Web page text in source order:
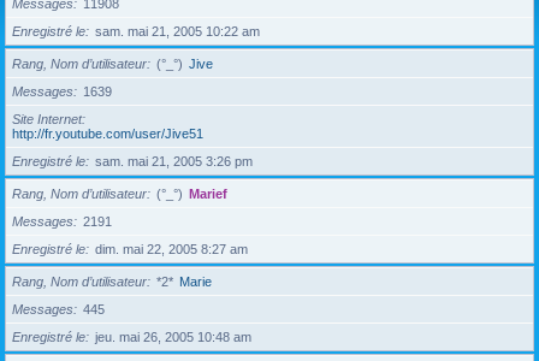
Messages
11908
Enregistré le
sam. mai 21, 2005 10:22 am
Rang, Nom d’utilisateur (°_°) Jive
Messages
1639
Site Internet
http://fr.youtube.com/user/Jive51
Enregistré le
sam. mai 21, 2005 3:26 pm
Rang, Nom d’utilisateur (°_°) Marief
Messages
2191
Enregistré le
dim. mai 22, 2005 8:27 am
Rang, Nom d’utilisateur *2* Marie
Messages
445
Enregistré le
jeu. mai 26, 2005 10:48 am